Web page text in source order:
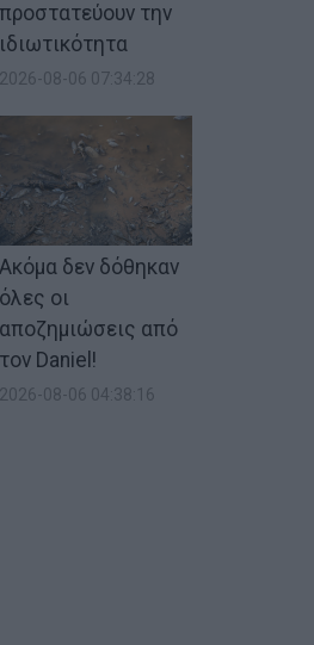
προστατεύουν την
ιδιωτικότητα
2026-08-06 07:34:28
Ακόμα δεν δόθηκαν
όλες οι
αποζημιώσεις από
τον Daniel!
2026-08-06 04:38:16